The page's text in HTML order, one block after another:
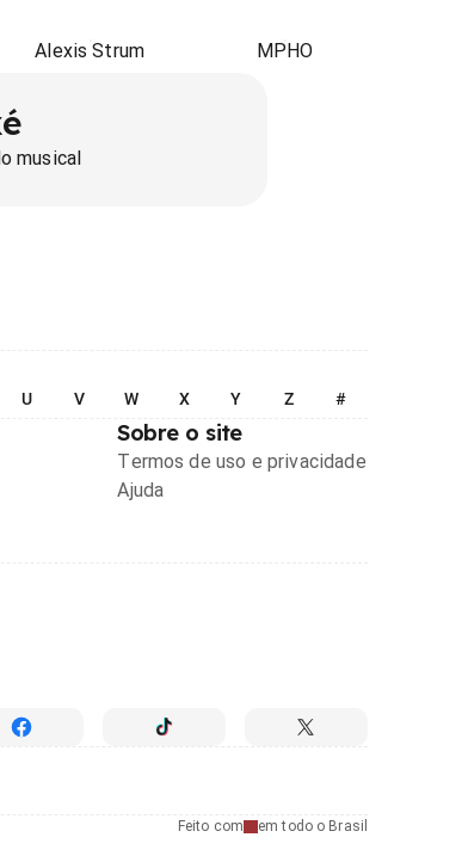
Alexis Strum MPHO
musical
U V W X Y Z #
Sobre o site
Termos de uso e privacidade
Ajuda
Feito com em todo o Brasil